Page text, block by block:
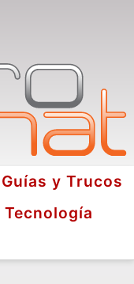
Guías y Trucos
Tecnología